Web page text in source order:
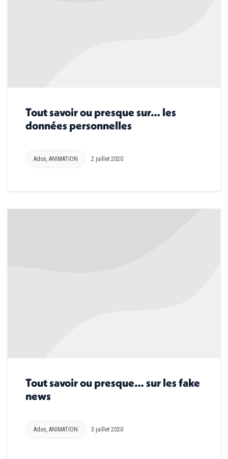
Tout savoir ou presque sur… les
données personnelles
Ados, ANIMATION 2 juillet 2020
Tout savoir ou presque… sur les fake
news
Ados ANIMATION 3 juillet 2020